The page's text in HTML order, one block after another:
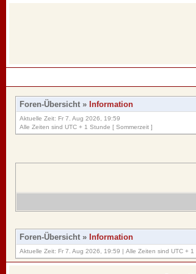
Foren-Übersicht » Information
Aktuelle Zeit: Fr 7. Aug 2026, 19:59
Alle Zeiten sind UTC + 1 Stunde [ Sommerzeit ]
Foren-Übersicht » Information
Aktuelle Zeit: Fr 7. Aug 2026, 19:59 | Alle Zeiten sind UTC +